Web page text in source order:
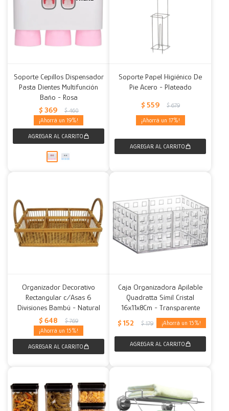
Soporte Cepillos Dispensador
Pasta Dientes Multifunción
Baño - Rosa
$ 369 $ 460
19
Soporte Papel Higiénico De
Pie Acero - Plateado
$ 559 $ 679
17
Organizador Decorativo
Rectangular c/Asas 6
Divisiones Bambú - Natural
$ 648 $ 769
15
Caja Organizadora Apilable
Quadratta Símil Cristal
16x11x8Cm - Transparente
$ 152 $ 179 15